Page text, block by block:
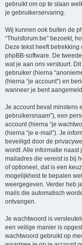
gebruikt om op te slaan
je gebruikerservaring.
Wij kunnen ook buiten de
“Thuisforum.be” bezoekt,
Deze tekst heeft
phpBB-software. De
wat je aan ons verstuurt.
gebruiker (hierna
(hierna “je account”) en
wanneer je bent
Je account bevat minstens
gebruikersnaam”), een
account (hierna “je
(hierna “je e-mail”). Je
beveiligd door de
wordt. Alle informatie
mailadres die vereist is bij
of optioneel, dat is een
mogelijkheid te bepalen
weergegeven. Verder heb
mails die automatisch
ontvangen.
Je wachtwoord is
een veilige manier is
wachtwoord gebruikt op